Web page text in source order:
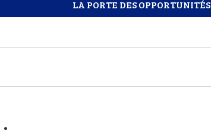
LA PORTE DES OPPORTUNITÉS